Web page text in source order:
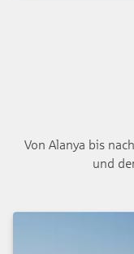
Von Alanya bis
und